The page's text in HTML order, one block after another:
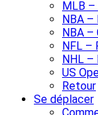
MLB –
NBA –
NBA –
NFL –
NHL –
US
Retour
Se déplacer